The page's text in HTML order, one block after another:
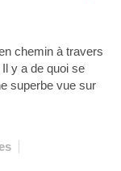
chemin à travers
y a de quoi se
superbe vue sur